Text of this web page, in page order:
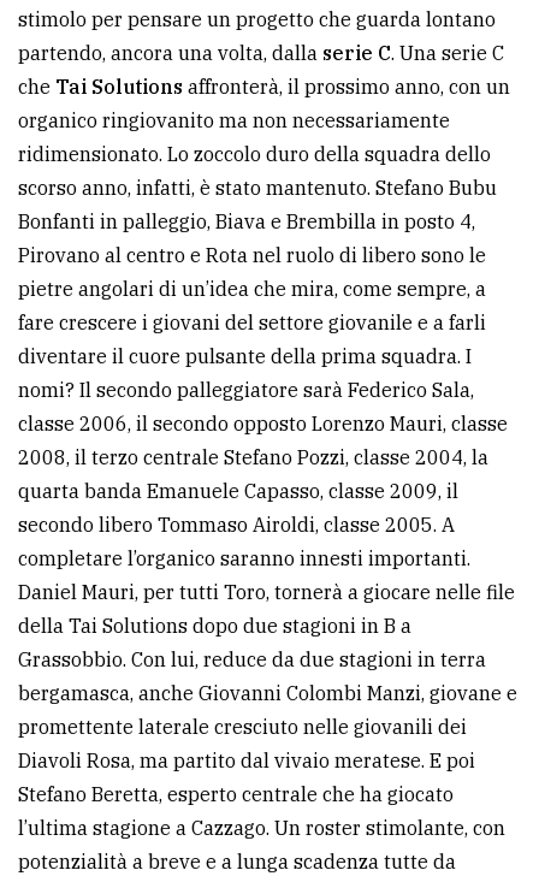
pubblicità
CERCA
Cerca
per
comune
Ricerca
avanzata
ALTRE
TESTATE
PRIVACY
Privacy
policy
Cookie
policy
stimolo per pensare un progetto che guarda lontano
partendo, ancora una volta, dalla serie C. Una serie C
che Tai Solutions affronterà, il prossimo anno, con un
organico ringiovanito ma non necessariamente
ridimensionato. Lo zoccolo duro della squadra dello
scorso anno, infatti, è stato mantenuto. Stefano Bubu
Bonfanti in palleggio, Biava e Brembilla in posto 4,
Pirovano al centro e Rota nel ruolo di libero sono le
pietre angolari di un’idea che mira, come sempre, a
fare crescere i giovani del settore giovanile e a farli
diventare il cuore pulsante della prima squadra. I
nomi? Il secondo palleggiatore sarà Federico Sala,
classe 2006, il secondo opposto Lorenzo Mauri, classe
2008, il terzo centrale Stefano Pozzi, classe 2004, la
quarta banda Emanuele Capasso, classe 2009, il
secondo libero Tommaso Airoldi, classe 2005. A
completare l’organico saranno innesti importanti.
Daniel Mauri, per tutti Toro, tornerà a giocare nelle file
della Tai Solutions dopo due stagioni in B a
Grassobbio. Con lui, reduce da due stagioni in terra
bergamasca, anche Giovanni Colombi Manzi, giovane e
promettente laterale cresciuto nelle giovanili dei
Diavoli Rosa, ma partito dal vivaio meratese. E poi
Stefano Beretta, esperto centrale che ha giocato
l’ultima stagione a Cazzago. Un roster stimolante, con
potenzialità a breve e a lunga scadenza tutte da